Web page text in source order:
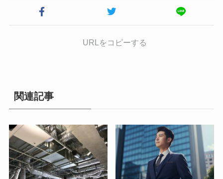
URLをコピーする
関連記事